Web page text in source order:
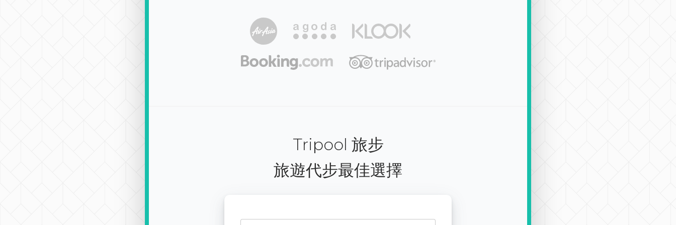
Tripool 旅步
旅遊代步最佳選擇